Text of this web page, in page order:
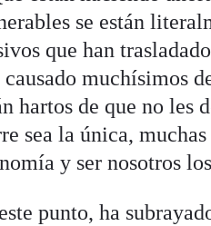
se están
que han
causado muchísimos
hartos de que no les
sea la única,
y ser nosotros
punto, ha